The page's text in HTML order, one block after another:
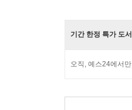
기간 한정 특가 도서
오직, 예스24에서만